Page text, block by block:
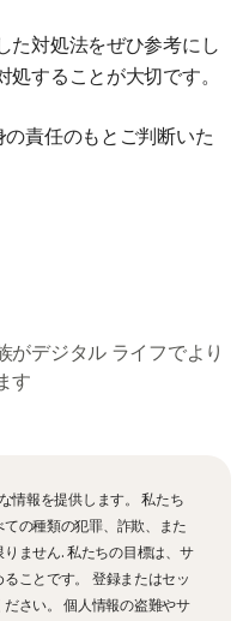
た対処法をぜひ参考にし
することが大切です。
責任のもとご判断いた
がデジタル ライフでより
す
情報を提供します。 私たち
の種類の犯罪、詐欺、また
ません. 私たちの目標は、サ
ことです。 登録またはセッ
さい。 個人情報の盗難やサ